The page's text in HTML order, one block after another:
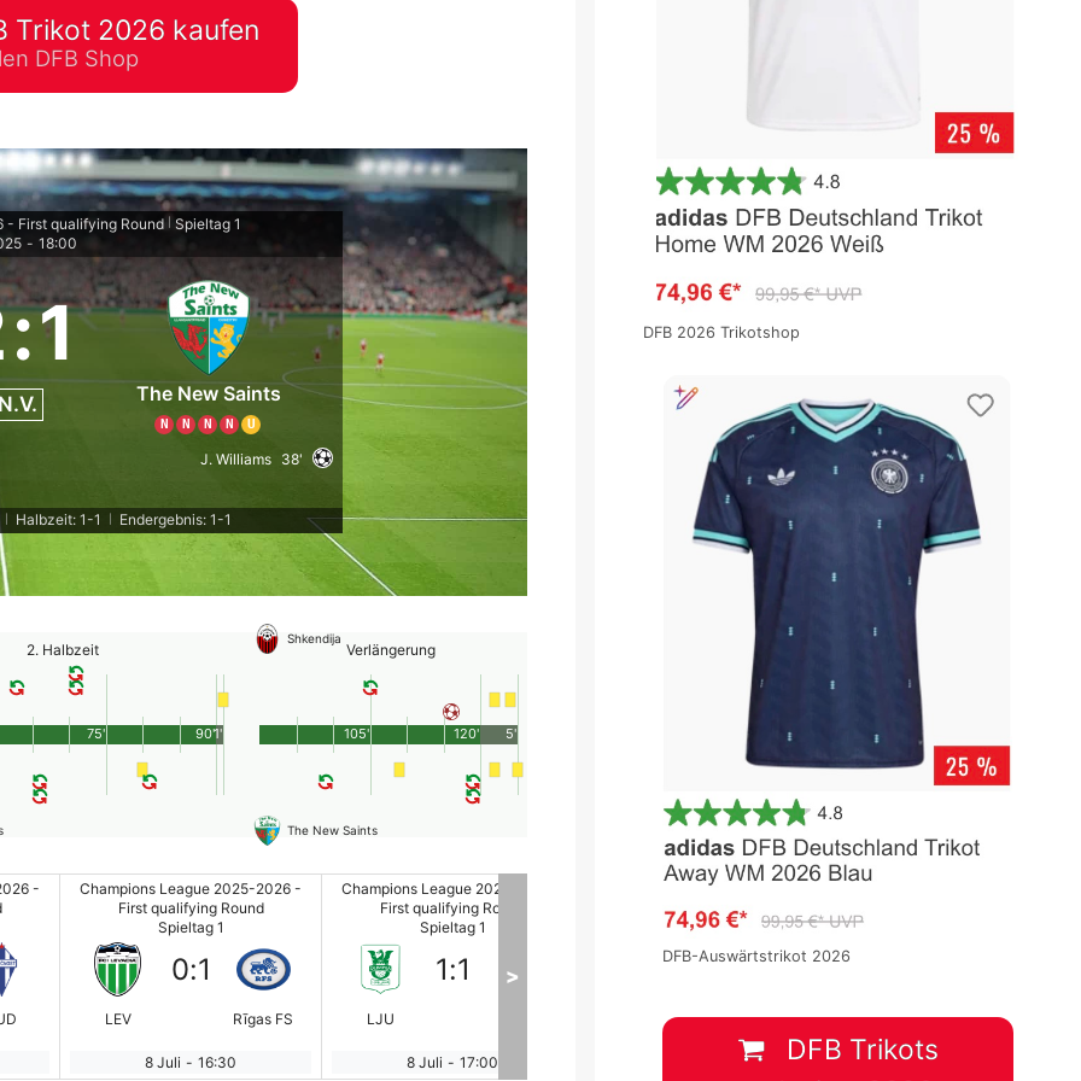
Excel – kostenlos
automatisch ausfüllen
Trikot 2026 kaufen
DFB Shop
- First qualifying Round
Spieltag 1
- 18:00
:1
N.V. The New Saints
N N N N U
J. Williams 38'
Halbzeit: 1-1 Endergebnis: 1-1
2. Halbzeit
90'
75' 1'
Shkendija
Verlängerung
The New Saints
120'
105' 5'
-
Champions League 2025-2026 -
First qualifying Round
Spieltag 1
LEV
0:1
Rīgas FS
8 Juli - 16:30
Champions League 2025-2026 -
First qualifying Round
Spieltag 1
LJU
1:1
8 Juli - 17:00
Champions League 2025-2026 -
First qualifying Round
Spieltag 1
0:0
SKE
18:00
Vikingur Gota
8 Juli
>
DFB 2026 Trikotshop
DFB-Auswärtstrikot 2026
DFB Trikots